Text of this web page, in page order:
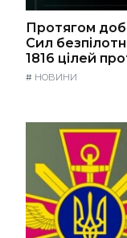
Протягом
Сил
1816 цілей
# НОВИНИ